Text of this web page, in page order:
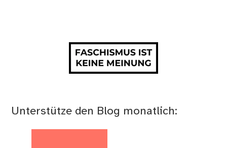
Unterstütze den Blog monatlich: